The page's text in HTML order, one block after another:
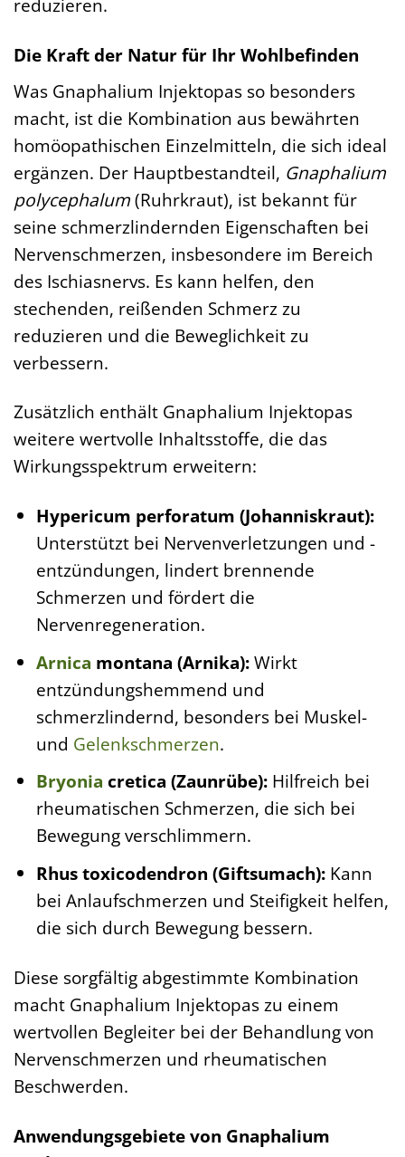
reduzieren.
Die Kraft der Natur für Ihr Wohlbefinden
Was Gnaphalium Injektopas so besonders
macht, ist die Kombination aus bewährten
homöopathischen Einzelmitteln, die sich ideal
ergänzen. Der Hauptbestandteil, Gnaphalium
polycephalum(Ruhrkraut), ist bekannt für
seine schmerzlindernden Eigenschaften bei
Nervenschmerzen, insbesondere im Bereich
des Ischiasnervs. Es kann helfen, den
stechenden, reißenden Schmerz zu
reduzieren und die Beweglichkeit zu
verbessern.
Zusätzlich enthält Gnaphalium Injektopas
weitere wertvolle Inhaltsstoffe, die das
Wirkungsspektrum erweitern:
Hypericum perforatum (Johanniskraut):
Unterstützt bei Nervenverletzungen und -
entzündungen, lindert brennende
Schmerzen und fördert die
Nervenregeneration.
Arnica montana (Arnika):Wirkt
entzündungshemmend und
schmerzlindernd, besonders bei Muskel-
und Gelenkschmerzen.
Bryonia cretica (Zaunrübe):Hilfreich bei
rheumatischen Schmerzen, die sich bei
Bewegung verschlimmern.
Rhus toxicodendron (Giftsumach):Kann
bei Anlaufschmerzen und Steifigkeit helfen,
die sich durch Bewegung bessern.
Diese sorgfältig abgestimmte Kombination
macht Gnaphalium Injektopas zu einem
wertvollen Begleiter bei der Behandlung von
Nervenschmerzen und rheumatischen
Beschwerden.
Anwendungsgebiete von Gnaphalium